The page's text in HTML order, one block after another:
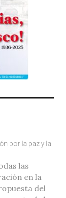
por la paz y la
las
en la
del